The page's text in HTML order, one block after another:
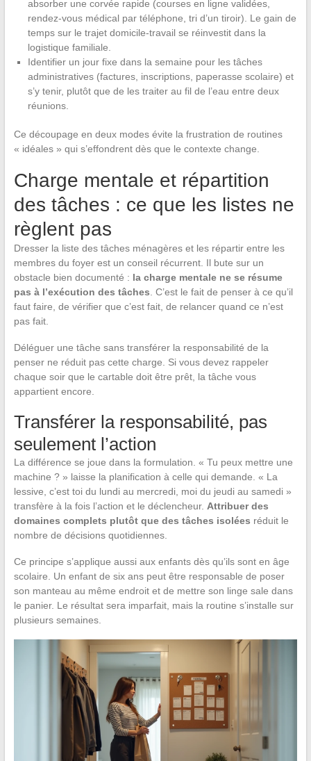
absorber une corvée rapide (courses en ligne validées,
rendez-vous médical par téléphone, tri d’un tiroir). Le gain de
temps sur le trajet domicile-travail se réinvestit dans la
logistique familiale.
Identifier un jour fixe dans la semaine pour les tâches
administratives (factures, inscriptions, paperasse scolaire) et
s’y tenir, plutôt que de les traiter au fil de l’eau entre deux
réunions.
Ce découpage en deux modes évite la frustration de routines
« idéales » qui s’effondrent dès que le contexte change.
Charge mentale et répartition
des tâches : ce que les listes ne
règlent pas
Dresser la liste des tâches ménagères et les répartir entre les
membres du foyer est un conseil récurrent. Il bute sur un
obstacle bien documenté : la charge mentale ne se résume
pas à l’exécution des tâches . C’est le fait de penser à ce qu’il
faut faire, de vérifier que c’est fait, de relancer quand ce n’est
pas fait.
Déléguer une tâche sans transférer la responsabilité de la
penser ne réduit pas cette charge. Si vous devez rappeler
chaque soir que le cartable doit être prêt, la tâche vous
appartient encore.
Transférer la responsabilité, pas
seulement l’action
La différence se joue dans la formulation. « Tu peux mettre une
machine ? » laisse la planification à celle qui demande. « La
lessive, c’est toi du lundi au mercredi, moi du jeudi au samedi »
transfère à la fois l’action et le déclencheur. Attribuer des
domaines complets plutôt que des tâches isolées réduit le
nombre de décisions quotidiennes.
Ce principe s’applique aussi aux enfants dès qu’ils sont en âge
scolaire. Un enfant de six ans peut être responsable de poser
son manteau au même endroit et de mettre son linge sale dans
le panier. Le résultat sera imparfait, mais la routine s’installe sur
plusieurs semaines.